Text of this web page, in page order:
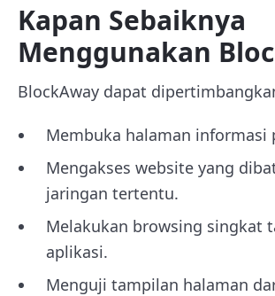
Kapan Sebaiknya
Menggunakan
BlockAway dapat
Membuka halaman informasi
Mengakses website yang
jaringan tertentu.
Melakukan browsing singkat
aplikasi.
Menguji tampilan halaman